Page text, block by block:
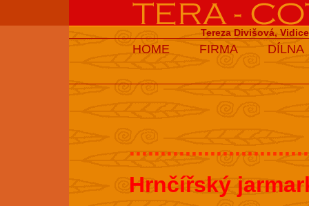
Tereza Divišová,
HOME FIRMA DÍLNA
Hrnčířský